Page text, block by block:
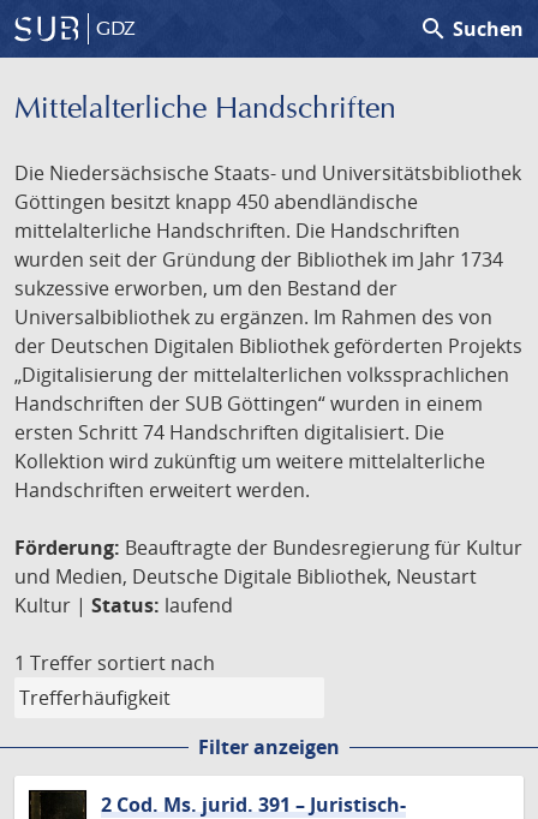
GDZ search Suchen
Mittelalterliche Handschriften
Die Niedersächsische Staats- und Universitätsbibliothek
Göttingen besitzt knapp 450 abendländische
mittelalterliche Handschriften. Die Handschriften
wurden seit der Gründung der Bibliothek im Jahr 1734
sukzessive erworben, um den Bestand der
Universalbibliothek zu ergänzen. Im Rahmen des von
der Deutschen Digitalen Bibliothek geförderten Projekts
„Digitalisierung der mittelalterlichen volkssprachlichen
Handschriften der SUB Göttingen“ wurden in einem
ersten Schritt 74 Handschriften digitalisiert. Die
Kollektion wird zukünftig um weitere mittelalterliche
Handschriften erweitert werden.
Förderung: Beauftragte der Bundesregierung für Kultur
und Medien, Deutsche Digitale Bibliothek, Neustart
Kultur | Status: laufend
1 Treffer sortiert nach
Filter anzeigen
2 Cod. Ms. jurid. 391 – Juristisch-